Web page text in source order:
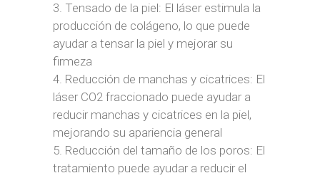
Tensado de la piel: El láser estimula la
producción de colágeno, lo que puede
ayudar a tensar la piel y mejorar su
firmeza
Reducción de manchas y cicatrices: El
láser CO2 fraccionado puede ayudar a
reducir manchas y cicatrices en la piel,
mejorando su apariencia general
Reducción del tamaño de los poros: El
tratamiento puede ayudar a reducir el